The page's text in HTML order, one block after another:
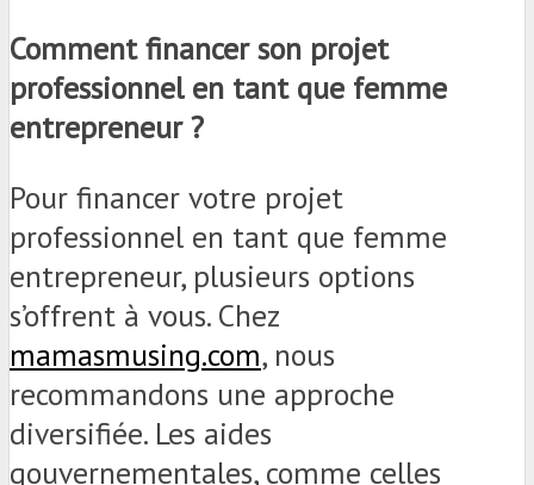
Comment financer son projet
professionnel en tant que femme
entrepreneur ?
Pour financer votre projet
professionnel en tant que femme
entrepreneur, plusieurs options
s’offrent à vous. Chez
mamasmusing.com, nous
recommandons une approche
diversifiée. Les aides
gouvernementales, comme celles